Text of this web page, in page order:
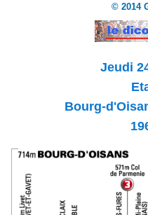
© 2014
Jeudi
Bourg-